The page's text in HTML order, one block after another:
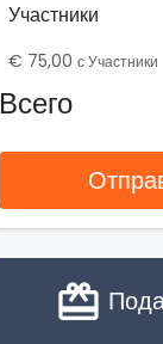
Участники
€ 75,00 с Участники
Всего
card_giftcard